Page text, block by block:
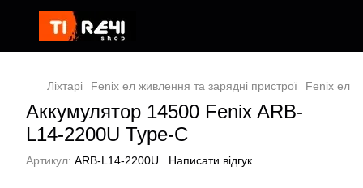
Ліхтарі Fenix ел живлення та зарядні пристрої Fenix ел
Аккумулятор 14500 Fenix ARB-
L14-2200U Type-C
Артикул: ARB-L14-2200U Написати відгук